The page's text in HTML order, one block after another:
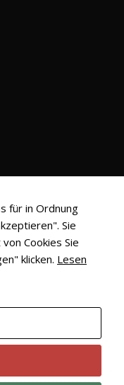
für in Ordnung
Sie
Cookies Sie
klicken. Lesen
werden